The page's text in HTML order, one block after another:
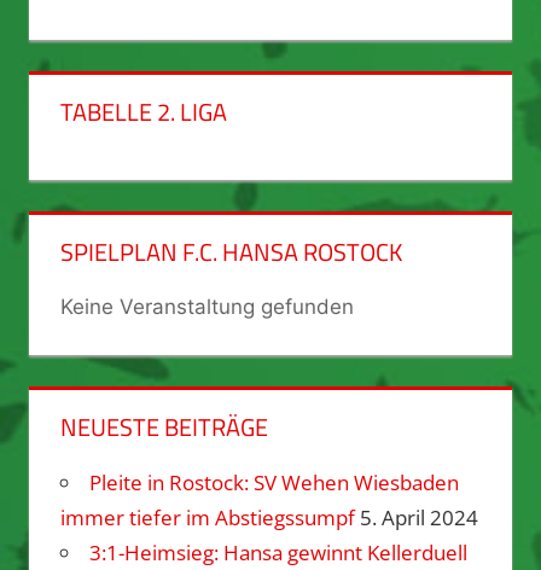
TABELLE 2. LIGA
SPIELPLAN F.C. HANSA ROSTOCK
Keine Veranstaltung gefunden
NEUESTE BEITRÄGE
Pleite in Rostock: SV Wehen Wiesbaden
immer tiefer im Abstiegssumpf 5. April 2024
3:1-Heimsieg: Hansa gewinnt Kellerduell